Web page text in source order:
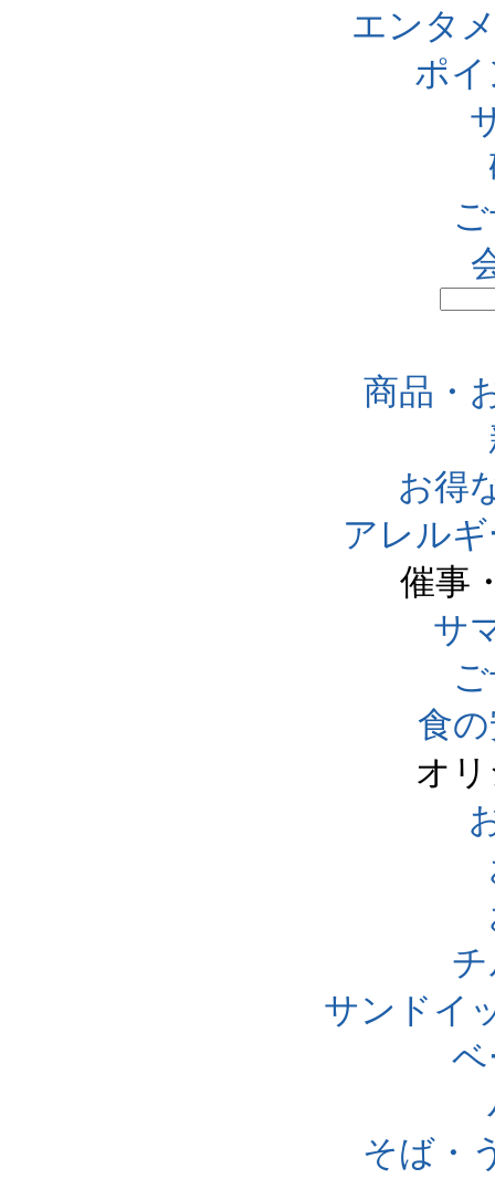
エンタ
ポ
商品・
お得
アレル
催事
サ
食
オ
サンドイ
そば・